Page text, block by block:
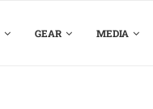
GEAR MEDIA